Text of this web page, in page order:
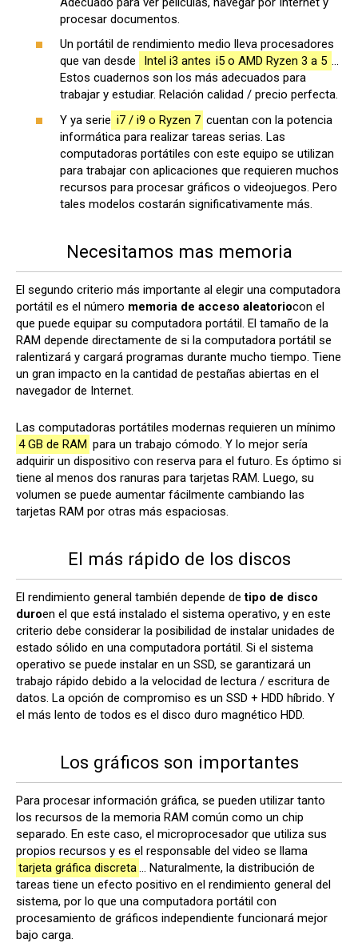
procesar documentos.
Un portátil de rendimiento medio lleva procesadores
que van desde
Intel i3 antes i5 o AMD Ryzen 3 a 5 ...
Estos cuadernos son los más adecuados para
trabajar y estudiar. Relación calidad / precio perfecta.
Y ya serie i7 / i9 o Ryzen 7 cuentan con la potencia
informática para realizar tareas serias. Las
computadoras portátiles con este equipo se utilizan
para trabajar con aplicaciones que requieren muchos
recursos para procesar gráficos o videojuegos. Pero
tales modelos costarán significativamente más.
Necesitamos mas memoria
El segundo criterio más importante al elegir una computadora
portátil es el número memoria de acceso aleatoriocon el
que puede equipar su computadora portátil. El tamaño de la
RAM depende directamente de si la computadora portátil se
ralentizará y cargará programas durante mucho tiempo. Tiene
un gran impacto en la cantidad de pestañas abiertas en el
navegador de Internet.
Las computadoras portátiles modernas requieren un mínimo
4 GB de RAM para un trabajo cómodo. Y lo mejor sería
adquirir un dispositivo con reserva para el futuro. Es óptimo si
tiene al menos dos ranuras para tarjetas RAM. Luego, su
volumen se puede aumentar fácilmente cambiando las
tarjetas RAM por otras más espaciosas.
El más rápido de los discos
El rendimiento general también depende detipo de disco
duroen el que está instalado el sistema operativo, y en este
criterio debe considerar la posibilidad de instalar unidades de
estado sólido en una computadora portátil. Si el sistema
operativo se puede instalar en un SSD, se garantizará un
trabajo rápido debido a la velocidad de lectura / escritura de
datos. La opción de compromiso es un SSD + HDD híbrido. Y
el más lento de todos es el disco duro magnético HDD.
Los gráficos son importantes
Para procesar información gráfica, se pueden utilizar tanto
los recursos de la memoria RAM común como un chip
separado. En este caso, el microprocesador que utiliza sus
propios recursos y es el responsable del video se llama
tarjeta gráfica discreta... Naturalmente, la distribución de
tareas tiene un efecto positivo en el rendimiento general del
sistema, por lo que una computadora portátil con
procesamiento de gráficos independiente funcionará mejor
bajo carga.